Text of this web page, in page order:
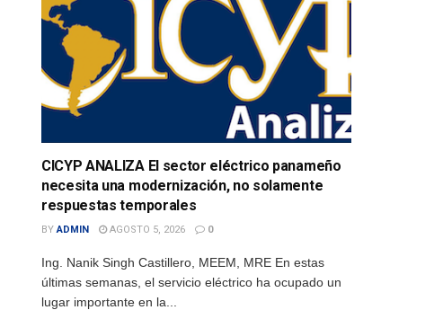
CICYP ANALIZA El sector eléctrico panameño
necesita una modernización, no solamente
respuestas temporales
BY ADMIN AGOSTO 5, 2026 0
Ing. Nanik Singh Castillero, MEEM, MRE En estas
últimas semanas, el servicio eléctrico ha ocupado un
lugar importante en la...